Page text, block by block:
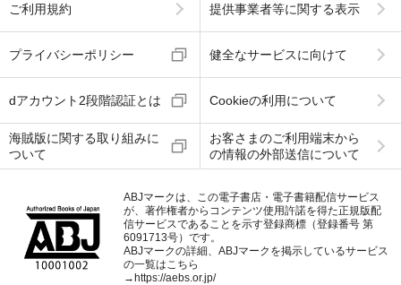
ご利用規約 提供事業者等に関する表示
プライバシーポリシー 健全なサービスに向けて
dアカウント2段階認証とは Cookieの利用について
海賊版に関する取り組みに
ついて
お客さまのご利用端末から
の情報の外部送信について
ABJマークは、この電子書店・電子書籍配信サービス
が、著作権者からコンテンツ使用許諾を得た正規版配
信サービスであることを示す登録商標（登録番号 第
6091713号）です。
ABJマークの詳細、ABJマークを掲示しているサービス
の一覧はこちら
→https://aebs.or.jp/